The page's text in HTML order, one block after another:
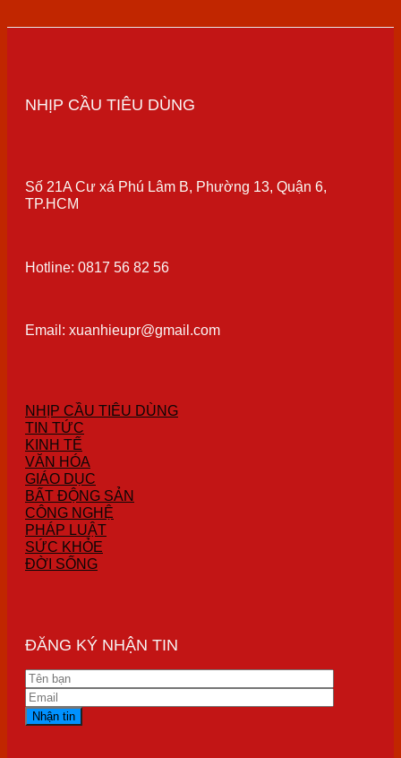
NHỊP CẦU TIÊU DÙNG
Số 21A Cư xá Phú Lâm B, Phường 13, Quận 6,
TP.HCM
Hotline: 0817 56 82 56
Email: xuanhieupr@gmail.com
NHỊP CẦU TIÊU DÙNG
TIN TỨC
KINH TẾ
VĂN HÓA
GIÁO DỤC
BẤT ĐỘNG SẢN
CÔNG NGHỆ
PHÁP LUẬT
SỨC KHỎE
ĐỜI SỐNG
ĐĂNG KÝ NHẬN TIN